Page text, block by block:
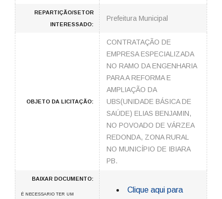
REPARTIÇÃO/SETOR
INTERESSADO:
Prefeitura Municipal
OBJETO DA LICITAÇÃO:
CONTRATAÇÃO DE
EMPRESA ESPECIALIZADA
NO RAMO DA ENGENHARIA
PARA A REFORMA E
AMPLIAÇÃO DA
UBS(UNIDADE BÁSICA DE
SAÚDE) ELIAS BENJAMIN,
NO POVOADO DE VÁRZEA
REDONDA, ZONA RURAL
NO MUNICÍPIO DE IBIARA
PB.
BAIXAR DOCUMENTO:
É NECESSARIO TER UM
Clique aqui para